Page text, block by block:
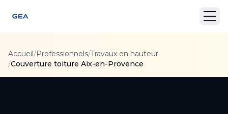
Accueil/Professionnels/Travaux en hauteur
/Couverture toiture Aix-en-Provence